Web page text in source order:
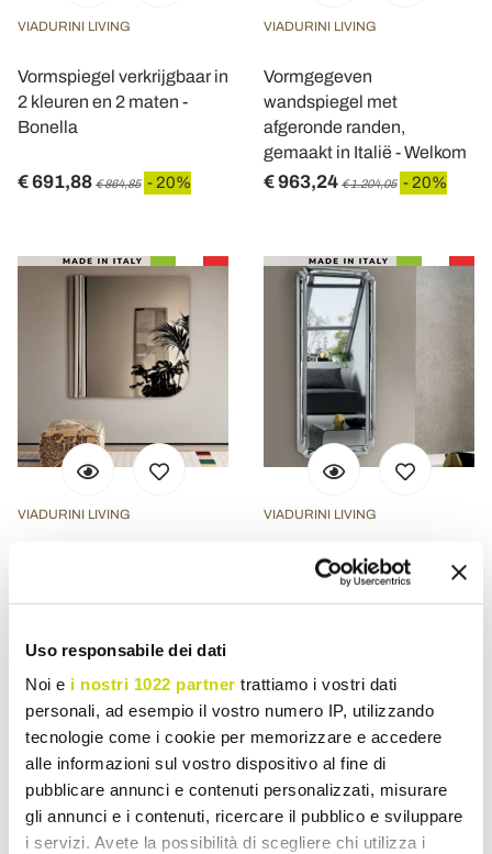
Uso responsabile dei dati
Noi e i nostri 1022 partner trattiamo i vostri dati
personali, ad esempio il vostro numero IP, utilizzando
tecnologie come i cookie per memorizzare e accedere
alle informazioni sul vostro dispositivo al fine di
pubblicare annunci e contenuti personalizzati, misurare
gli annunci e i contenuti, ricercare il pubblico e sviluppare
i servizi. Avete la possibilità di scegliere chi utilizza i
VIADURINI LIVING
Vormspiegel verkrijgbaar in
2 kleuren en 2 maten -
Bonella
€ 691,88 € 864,85 - 20%
VIADURINI LIVING
Vormgegeven
wandspiegel met
afgeronde randen,
gemaakt in Italië - Welkom
€ 963,24 € 1.204,05 - 20%
VIADURINI LIVING
€ 1.580,54 € 1.975,67 - 20%
VIADURINI LIVING
Rechthoekige spiegel met
frame van gegoten kristal,